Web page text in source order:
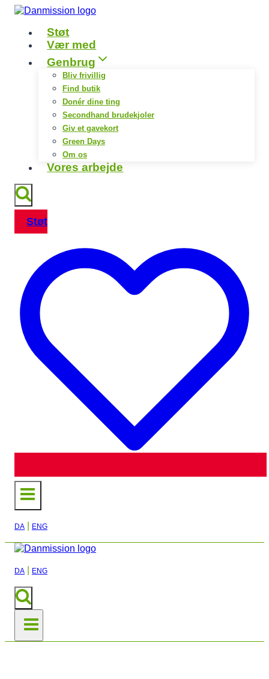
Fortsæt
indhold
Støt
Vær med
Genbrug
Bliv frivillig
Find butik
Donér dine ting
Secondhand brudekjoler
Giv et gavekort
Green Days
Om os
Vores arbejde
Støt
DA ENG
DA ENG